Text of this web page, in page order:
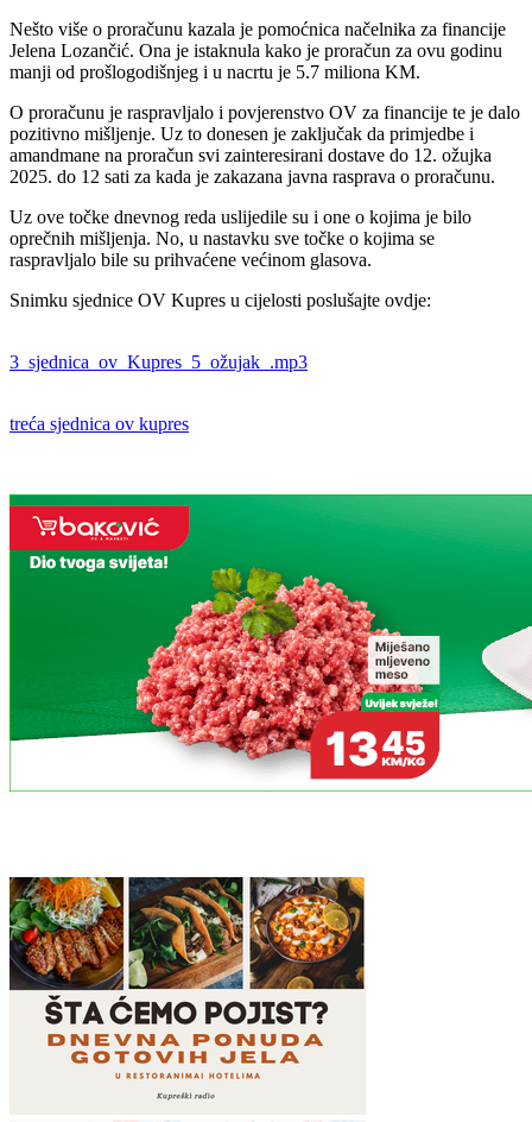
Nešto više o proračunu kazala je pomoćnica načelnika za financije
Jelena Lozančić. Ona je istaknula kako je proračun za ovu godinu
manji od prošlogodišnjeg i u nacrtu je 5.7 miliona KM.
O proračunu je raspravljalo i povjerenstvo OV za financije te je dalo
pozitivno mišljenje. Uz to donesen je zaključak da primjedbe i
amandmane na proračun svi zainteresirani dostave do 12. ožujka
2025. do 12 sati za kada je zakazana javna rasprava o proračunu.
Uz ove točke dnevnog reda uslijedile su i one o kojima je bilo
oprečnih mišljenja. No, u nastavku sve točke o kojima se
raspravljalo bile su prihvaćene većinom glasova.
Snimku sjednice OV Kupres u cijelosti poslušajte ovdje:
3_sjednica_ov_Kupres_5_ožujak_.mp3
treća sjednica ov kupres